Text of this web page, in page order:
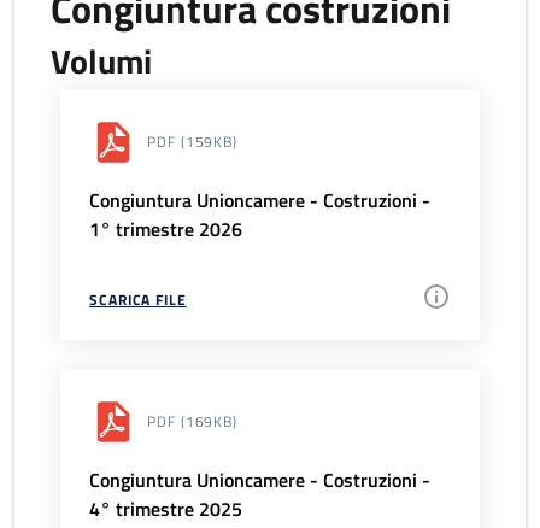
Volumi
PDF (159KB)
Congiuntura Unioncamere - Costruzioni -
1° trimestre 2026
SCARICA FILE
PDF (169KB)
Congiuntura Unioncamere - Costruzioni -
4° trimestre 2025